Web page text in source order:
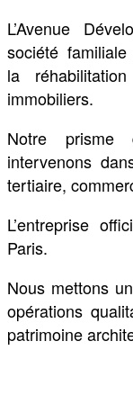
L’Avenue
société familiale
la
immobiliers.
Notre
intervenons
tertiaire,
L’entreprise
Paris.
Nous mettons
opérations
patrimoine